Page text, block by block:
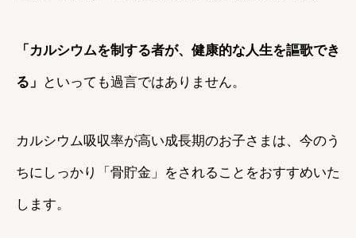
「カルシウムを制する者が、健康的な人生を謳歌でき
る」 といっても過言ではありません。
カルシウム吸収率が高い成長期のお子さまは、今のう
ちにしっかり「骨貯金」をされることをおすすめいた
します。